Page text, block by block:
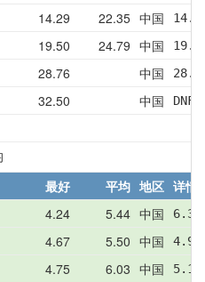
14.29 22.35 中国
19.50 24.79 中国
28.76 中国
32.50 中国
最好 平均 地区 详情
4.24 5.44 中国
4.67 5.50 中国
4.75 6.03 中国